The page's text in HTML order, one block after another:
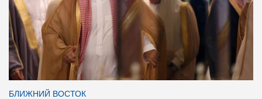
БЛИЖНИЙ ВОСТОК